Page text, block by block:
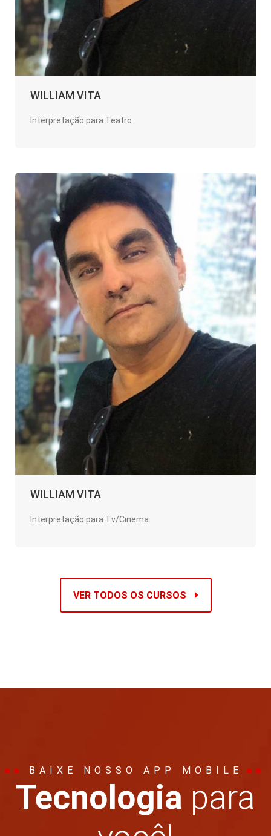
WILLIAM VITA
Interpretação para Teatro
WILLIAM VITA
Interpretação para Tv/Cinema
VER TODOS OS CURSOS
BAIXE NOSSO APP MOBILE
Tecnologia para